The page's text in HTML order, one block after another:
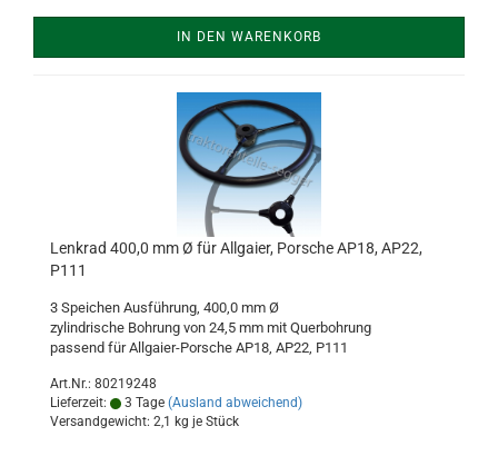
IN DEN WARENKORB
Lenkrad 400,0 mm Ø für Allgaier, Porsche AP18, AP22,
P111
3 Speichen Ausführung, 400,0 mm Ø
zylindrische Bohrung von 24,5 mm mit Querbohrung
passend für Allgaier-Porsche AP18, AP22, P111
Art.Nr.: 80219248
Lieferzeit:
3 Tage (Ausland abweichend)
Versandgewicht: 2,1 kg je Stück